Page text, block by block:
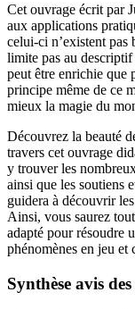
Cet ouvrage écrit par
aux applications
celui-ci n’existent pas
limite pas au
peut être enrichie que
principe même de ce
mieux la magie du
Découvrez la beauté
travers cet ouvrage
y trouver les
ainsi que les soutiens
guidera à découvrir
Ainsi, vous saurez
adapté pour résoudre
phénomènes en jeu et
Synthèse avis